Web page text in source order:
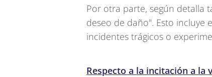
Por otra parte, según detalla
deseo de daño". Esto incluye
incidentes trágicos o
Respecto a la incitación a